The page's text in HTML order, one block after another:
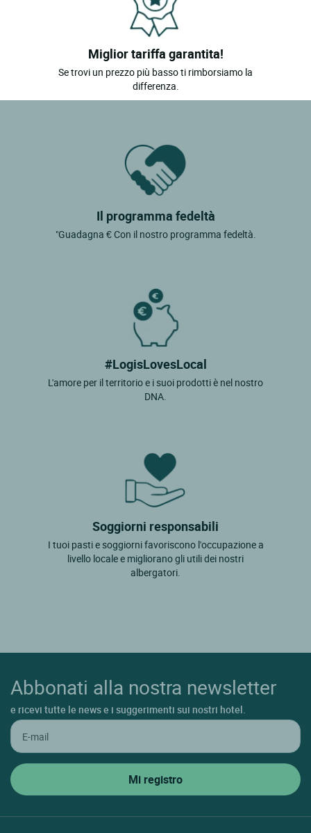
Miglior tariffa garantita!
Se trovi un prezzo più basso ti rimborsiamo la
differenza.
Il programma fedeltà
"Guadagna € Con il nostro programma fedeltà.
#LogisLovesLocal
L'amore per il territorio e i suoi prodotti è nel nostro
DNA.
Soggiorni responsabili
I tuoi pasti e soggiorni favoriscono l'occupazione a
livello locale e migliorano gli utili dei nostri
albergatori.
Abbonati alla nostra newsletter
e ricevi tutte le news e i suggerimenti sui nostri hotel.